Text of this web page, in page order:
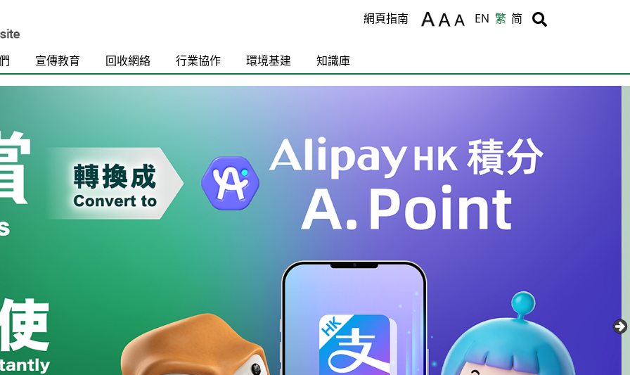
Body
網頁指南 EN 繁 简 Body
宣傳教育 回收網絡 行業協作 環境基建 知識庫